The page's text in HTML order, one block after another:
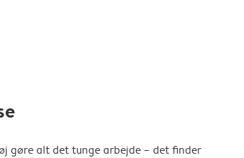
gøre alt det tunge arbejde – det finder